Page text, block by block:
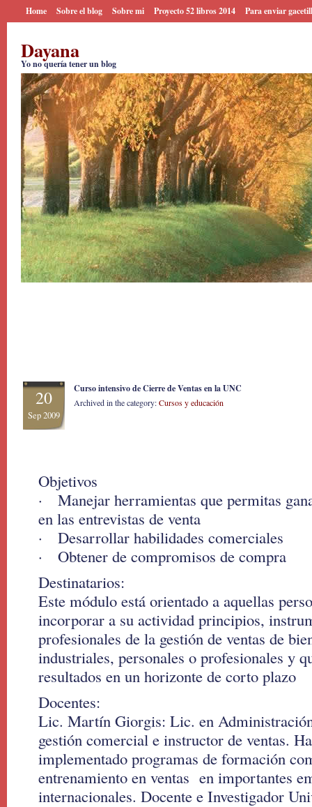
Home Sobre el blog Sobre mi Proyecto 52 libros 2014 Para enviar
Dayana
Yo no quería tener un blog
20
Sep 2009
Curso intensivo de Cierre de Ventas en la UNC
Archived in the category:Cursos y educación
Objetivos
· Manejar herramientas que permitas
en las entrevistas de venta
· Desarrollar habilidades comerciales
· Obtener de compromisos de compra
Destinatarios:
Este módulo está orientado a aquellas
incorporar a su actividad principios,
profesionales de la gestión de ventas de
industriales, personales o profesionales y
resultados en un horizonte de corto plazo
Docentes:
Lic. Martín Giorgis: Lic. en
gestión comercial e instructor de ventas.
implementado programas de formación
entrenamiento en ventas en importantes
internacionales. Docente e Investigador